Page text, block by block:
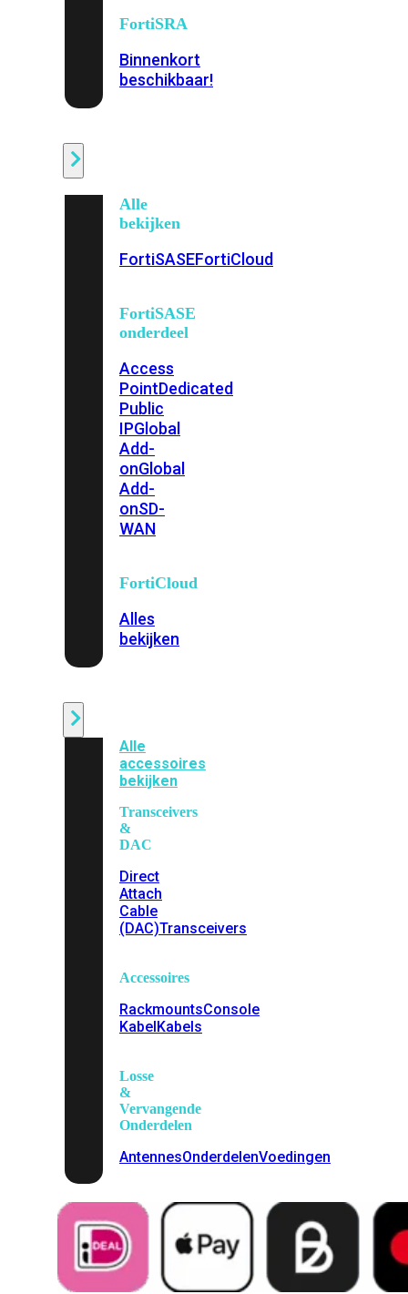
FortiSRA
Binnenkort
beschikbaar!
Alle
bekijken
FortiSASEFortiCloud
FortiSASE
onderdeel
Access
PointDedicated
Public
IPGlobal
Add-
onGlobal
Add-
onSD-
WAN
FortiCloud
Alles
bekijken
Alle
accessoires
bekijken
Transceivers
&
DAC
Direct
Attach
Cable
(DAC)Transceivers
Accessoires
RackmountsConsole
KabelKabels
Losse
&
Vervangende
Onderdelen
AntennesOnderdelenVoedingen